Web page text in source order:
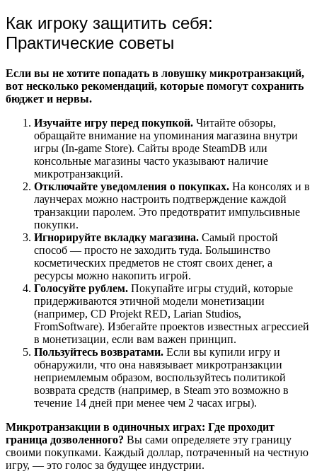
Как игроку защитить себя:
Практические советы
Если вы не хотите попадать в ловушку микротранзакций,
вот несколько рекомендаций, которые помогут сохранить
бюджет и нервы.
Изучайте игру перед покупкой. Читайте обзоры,
обращайте внимание на упоминания магазина внутри
игры (In-game Store). Сайты вроде SteamDB или
консольные магазины часто указывают наличие
микротранзакций.
Отключайте уведомления о покупках. На консолях и в
лаунчерах можно настроить подтверждение каждой
транзакции паролем. Это предотвратит импульсивные
покупки.
Игнорируйте вкладку магазина. Самый простой
способ — просто не заходить туда. Большинство
косметических предметов не стоят своих денег, а
ресурсы можно накопить игрой.
Голосуйте рублем. Покупайте игры студий, которые
придерживаются этичной модели монетизации
(например, CD Projekt RED, Larian Studios,
FromSoftware). Избегайте проектов известных агрессией
в монетизации, если вам важен принцип.
Пользуйтесь возвратами. Если вы купили игру и
обнаружили, что она навязывает микротранзакции
неприемлемым образом, воспользуйтесь политикой
возврата средств (например, в Steam это возможно в
течение 14 дней при менее чем 2 часах игры).
Микротранзакции в одиночных играх: Где проходит
граница дозволенного? Вы сами определяете эту границу
своими покупками. Каждый доллар, потраченный на честную
игру, — это голос за будущее индустрии.